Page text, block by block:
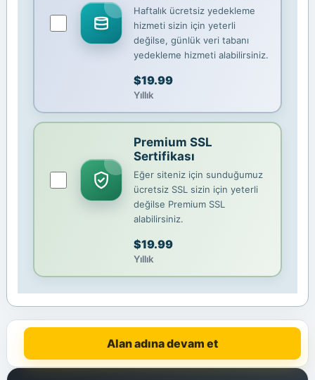
Haftalık ücretsiz yedekleme
hizmeti sizin için yeterli
değilse, günlük veri tabanı
yedekleme hizmeti alabilirsiniz.
$19.99
Yıllık
Premium SSL
Sertifikası
Eğer siteniz için sunduğumuz
ücretsiz SSL sizin için yeterli
değilse Premium SSL
alabilirsiniz.
$19.99
Yıllık
Alan adına devam et